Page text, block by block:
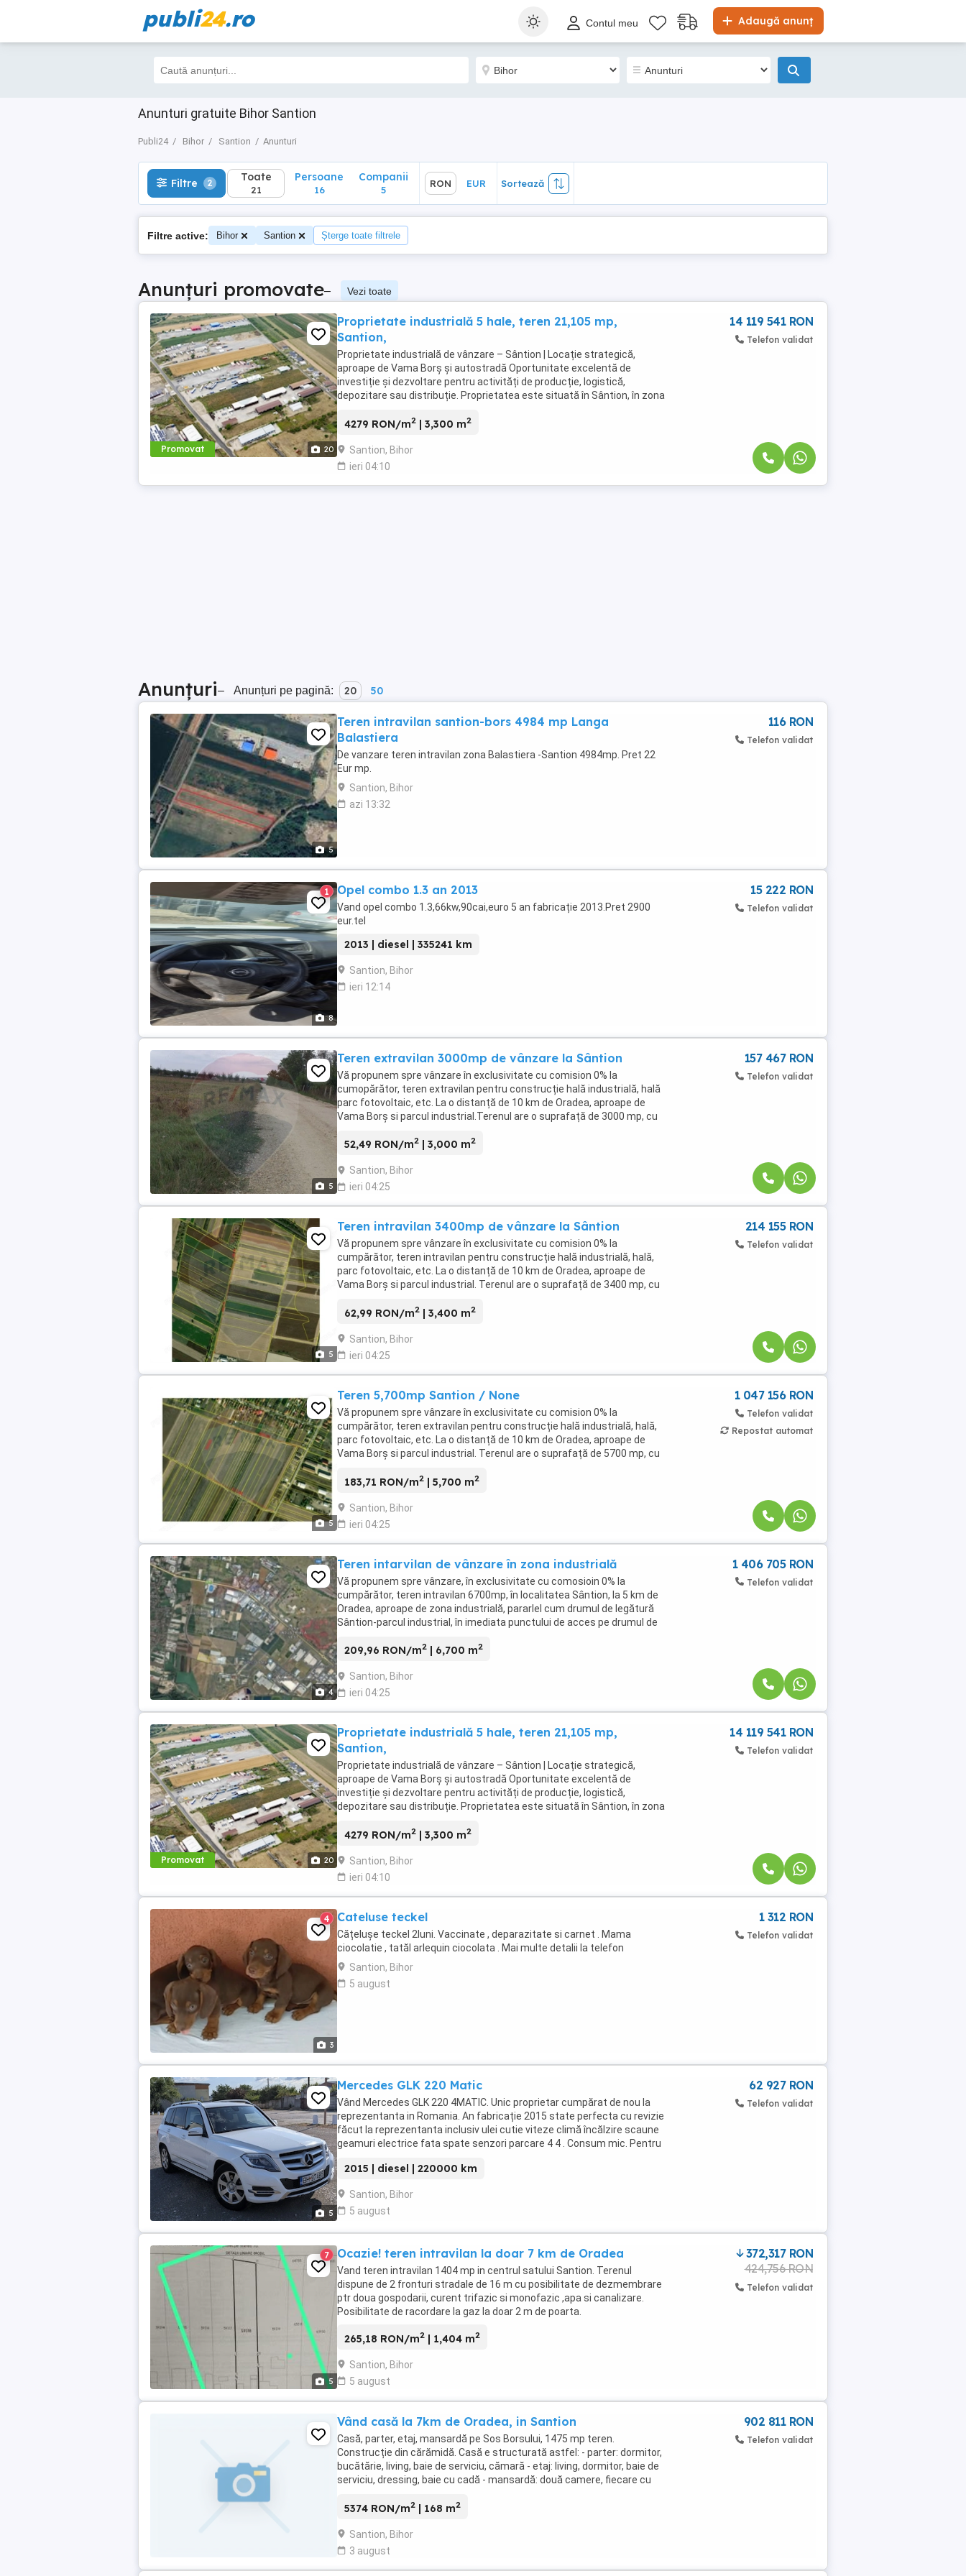
publi24.ro Adaugă anunț
Contul meu
Anunturi gratuite Bihor Santion
Publi24 Bihor Santion Anunturi
Filtre 2 Toate
21
Sortează
Filtre 2 Toate
21
Persoane
16
Companii
5
RON EUR Sortează
Filtre active: Bihor Santion Șterge toate filtrele
Anunțuri promovate– Vezi toate
Promovat 20
Proprietate industrială 5 hale, teren 21,105 mp,
Santion,
Proprietate industrială de vânzare – Sântion | Locație strategică,
aproape de Vama Borș și autostradă Oportunitate excelentă de
investiție și dezvoltare pentru activități de producție, logistică,
depozitare sau distribuție. Proprietatea este situată în Sântion, în zona
4279 RON/m2 | 3,300 m2
Santion, Bihor
ieri 04:10
14 119 541 RON
Telefon validat
Anunțuri– Anunțuri pe pagină: 20 50
5
Teren intravilan santion-bors 4984 mp Langa
Balastiera
De vanzare teren intravilan zona Balastiera -Santion 4984mp. Pret 22
Eur mp.
Santion, Bihor
azi 13:32
116 RON
Telefon validat
8
1 Opel combo 1.3 an 2013
Vand opel combo 1.3,66kw,90cai,euro 5 an fabricație 2013.Pret 2900
eur.tel
2013 | diesel | 335241 km
Santion, Bihor
ieri 12:14
15 222 RON
Telefon validat
5
Teren extravilan 3000mp de vânzare la Sântion
Vă propunem spre vânzare în exclusivitate cu comision 0% la
cumopărător, teren extravilan pentru construcție hală industrială, hală
parc fotovoltaic, etc. La o distanță de 10 km de Oradea, aproape de
Vama Borș si parcul industrial.Terenul are o suprafață de 3000 mp, cu
52,49 RON/m2 | 3,000 m2
Santion, Bihor
ieri 04:25
157 467 RON
Telefon validat
5
Teren intravilan 3400mp de vânzare la Sântion
Vă propunem spre vânzare în exclusivitate cu comision 0% la
cumpărător, teren intravilan pentru construcție hală industrială, hală,
parc fotovoltaic, etc. La o distanță de 10 km de Oradea, aproape de
Vama Borș si parcul industrial. Terenul are o suprafață de 3400 mp, cu
62,99 RON/m2 | 3,400 m2
Santion, Bihor
ieri 04:25
214 155 RON
Telefon validat
5
Teren 5,700mp Santion / None
Vă propunem spre vânzare în exclusivitate cu comision 0% la
cumpărător, teren extravilan pentru construcție hală industrială, hală,
parc fotovoltaic, etc. La o distanță de 10 km de Oradea, aproape de
Vama Borș si parcul industrial. Terenul are o suprafață de 5700 mp, cu
183,71 RON/m2 | 5,700 m2
Santion, Bihor
ieri 04:25
1 047 156 RON
Telefon validat
Repostat automat
4
Teren intarvilan de vânzare în zona industrială
Vă propunem spre vânzare, în exclusivitate cu comosioin 0% la
cumpărător, teren intravilan 6700mp, în localitatea Sântion, la 5 km de
Oradea, aproape de zona industrială, pararlel cum drumul de legătură
Sântion-parcul industrial, în imediata punctului de acces pe drumul de
209,96 RON/m2 | 6,700 m2
Santion, Bihor
ieri 04:25
1 406 705 RON
Telefon validat
Promovat 20
Proprietate industrială 5 hale, teren 21,105 mp,
Santion,
Proprietate industrială de vânzare – Sântion | Locație strategică,
aproape de Vama Borș și autostradă Oportunitate excelentă de
investiție și dezvoltare pentru activități de producție, logistică,
depozitare sau distribuție. Proprietatea este situată în Sântion, în zona
4279 RON/m2 | 3,300 m2
Santion, Bihor
ieri 04:10
14 119 541 RON
Telefon validat
3
4 Cateluse teckel
Cățelușe teckel 2luni. Vaccinate , deparazitate si carnet . Mama
ciocolatie , tatăl arlequin ciocolata . Mai multe detalii la telefon
Santion, Bihor
5 august
1 312 RON
Telefon validat
5
Mercedes GLK 220 Matic
Vând Mercedes GLK 220 4MATIC. Unic proprietar cumpărat de nou la
reprezentanta in Romania. An fabricație 2015 state perfecta cu revizie
făcut la reprezentanta inclusiv ulei cutie viteze climă încălzire scaune
geamuri electrice fata spate senzori parcare 4 4 . Consum mic. Pentru
2015 | diesel | 220000 km
Santion, Bihor
5 august
62 927 RON
Telefon validat
5
7 Ocazie! teren intravilan la doar 7 km de Oradea
Vand teren intravilan 1404 mp in centrul satului Santion. Terenul
dispune de 2 fronturi stradale de 16 m cu posibilitate de dezmembrare
ptr doua gospodarii, curent trifazic si monofazic ,apa si canalizare.
Posibilitate de racordare la gaz la doar 2 m de poarta.
265,18 RON/m2 | 1,404 m2
Santion, Bihor
5 august
372,317 RON
424,756 RON
Telefon validat
Vând casă la 7km de Oradea, in Santion
Casă, parter, etaj, mansardă pe Sos Borsului, 1475 mp teren.
Construcție din cărămidă. Casă e structurată astfel: - parter: dormitor,
bucătărie, living, baie de serviciu, cămară - etaj: living, dormitor, baie de
serviciu, dressing, baie cu cadă - mansardă: două camere, fiecare cu
5374 RON/m2 | 168 m2
Santion, Bihor
3 august
902 811 RON
Telefon validat